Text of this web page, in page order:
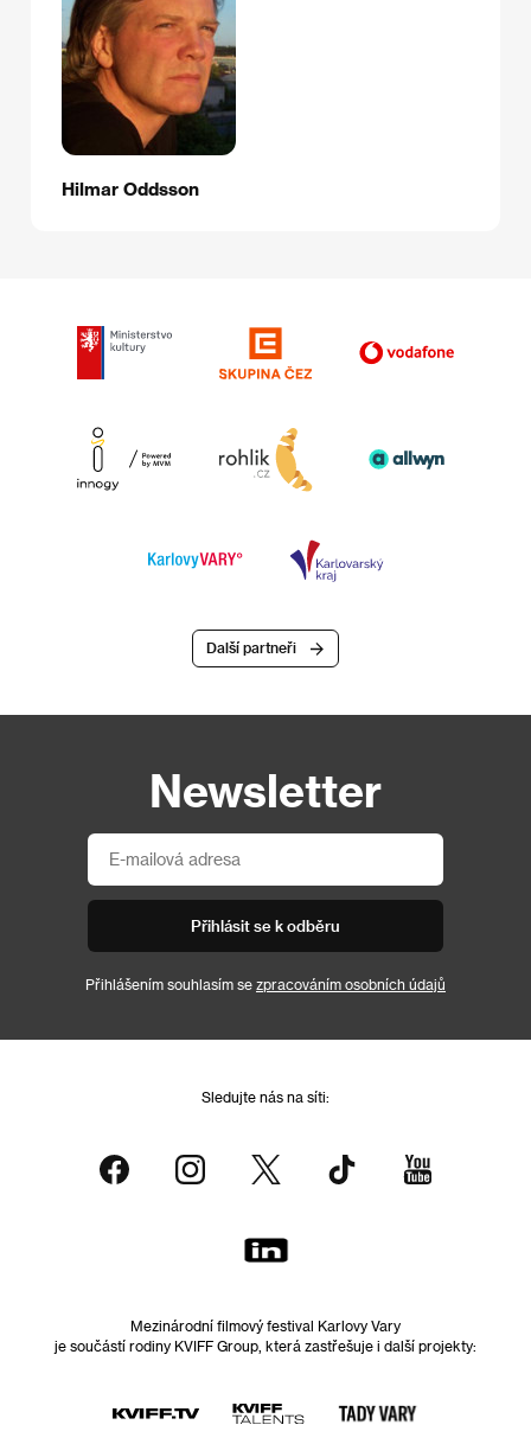
Hilmar Oddsson
Další partneři
Newsletter
Přihlásit se k odběru
Přihlášením souhlasím se zpracováním osobních údajů
Sledujte nás na síti:
Mezinárodní filmový festival Karlovy Vary
je součástí rodiny KVIFF Group, která zastřešuje i další projekty: